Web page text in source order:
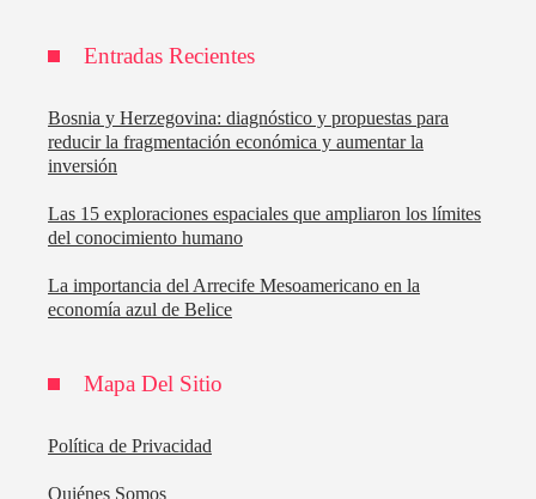
Entradas Recientes
Bosnia y Herzegovina: diagnóstico y propuestas para
reducir la fragmentación económica y aumentar la
inversión
Las 15 exploraciones espaciales que ampliaron los límites
del conocimiento humano
La importancia del Arrecife Mesoamericano en la
economía azul de Belice
Mapa Del Sitio
Política de Privacidad
Quiénes Somos